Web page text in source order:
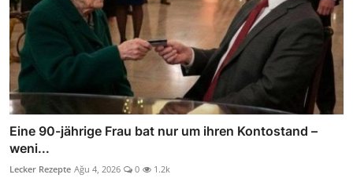
Eine 90-jährige Frau bat nur um ihren Kontostand –
weni...
Lecker Rezepte Ağu 4, 2026 0 1.2k